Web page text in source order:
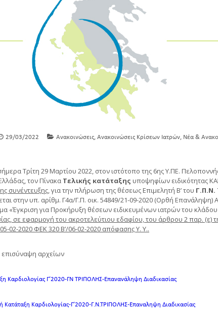
29/03/2022 Ανακοινώσεις, Ανακοινώσεις Κρίσεων Ιατρών, Νέα &
Τρίτη 29 Μαρτίου 2022, στον ιστότοπο της 6ης Υ.ΠΕ.
τον Πίνακα Τελικής κατάταξης υποψηφίων ειδικότητας
συνέντευξης, για την πλήρωση της θέσεως Επιμελητή Β’ του Γ.Π.Ν.
στην υπ. αρίθμ. Γ4α/Γ.Π. οικ. 54849/21-09-2020 (Ορθή
«Έγκριση για Προκήρυξη θέσεων ειδικευμένων ιατρών του κλάδου
σε εφαρμογή του ακροτελεύτιου εδαφίου, του άρθρου 2 παρ. (ε)
02-2020 ΦΕΚ 320 Β’/06-02-2020 απόφασης Υ. Υ..
αρχείων
Καρδιολογίας Γ’2020-ΓΝ ΤΡΙΠΟΛΗΣ-Επανανάληψη Διαδικασίας
Κατάταξη Καρδιολογίας-Γ’2020-Γ.Ν.ΤΡΙΠΟΛΗΣ-Επαναληψη Διαδικασίας